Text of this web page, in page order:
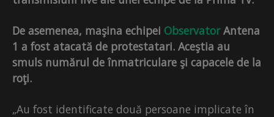
De asemenea, maşina echipei ObservatorAntena
1 a fost atacată de protestatari. Aceştia au
smuls numărul de înmatriculare şi capacele de la
roţi.
„Au fost identificate două persoane implicate în